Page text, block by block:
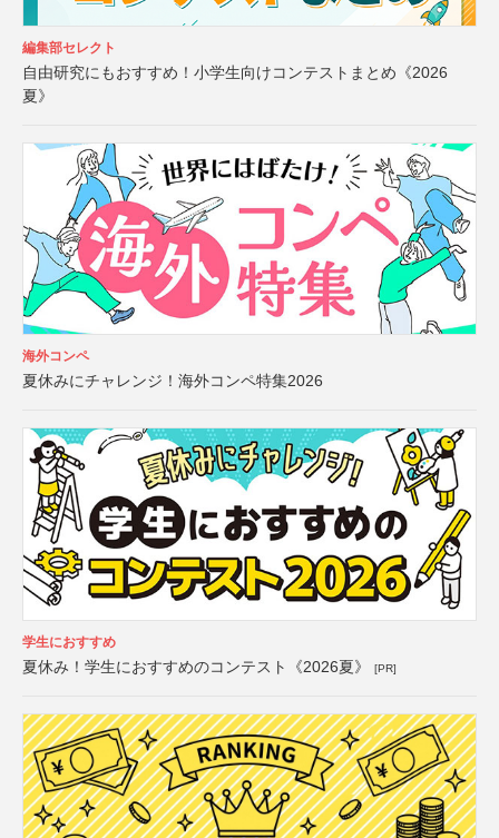
編集部セレクト
自由研究にもおすすめ！小学生向けコンテストまとめ《2026
夏》
海外コンペ
夏休みにチャレンジ！海外コンペ特集2026
学生におすすめ
夏休み！学生におすすめのコンテスト《2026夏》 [PR]